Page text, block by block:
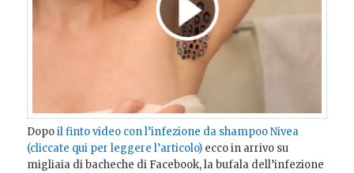
Dopoil finto video con l’infezione da shampoo Nivea
(cliccate qui per leggere l’articolo) ecco in arrivo su
migliaia di bacheche di Facebook, la bufala dell’infezione